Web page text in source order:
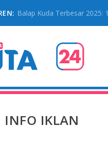
Balap Kuda Terbesar 2025:
INFO IKLAN